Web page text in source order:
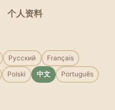
个人资料
Русский Français
Polski 中文 Português